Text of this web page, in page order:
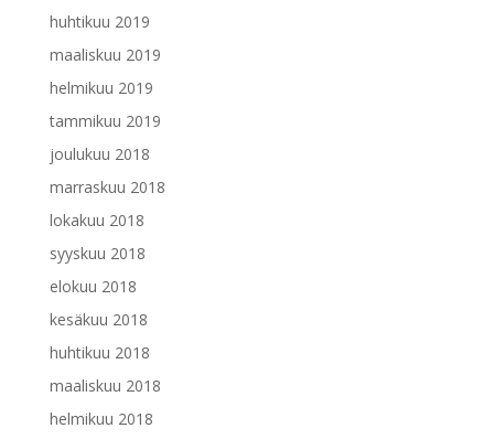
huhtikuu 2019
maaliskuu 2019
helmikuu 2019
tammikuu 2019
joulukuu 2018
marraskuu 2018
lokakuu 2018
syyskuu 2018
elokuu 2018
kesäkuu 2018
huhtikuu 2018
maaliskuu 2018
helmikuu 2018